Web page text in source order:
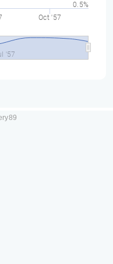
Oct '57
'57
0.5%